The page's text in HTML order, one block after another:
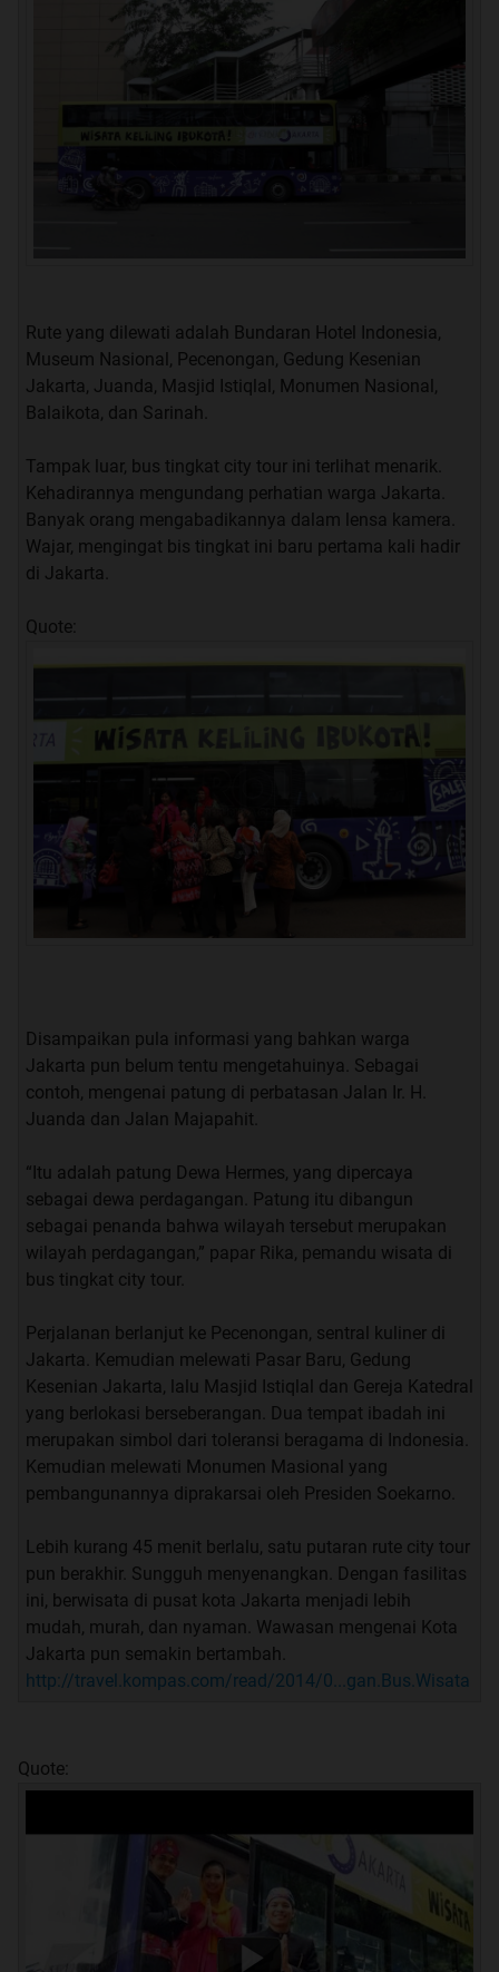
Rute yang dilewati adalah Bundaran Hotel Indonesia,
Museum Nasional, Pecenongan, Gedung Kesenian
Jakarta, Juanda, Masjid Istiqlal, Monumen Nasional,
Balaikota, dan Sarinah.
Tampak luar, bus tingkat city tour ini terlihat menarik.
Kehadirannya mengundang perhatian warga Jakarta.
Banyak orang mengabadikannya dalam lensa kamera.
Wajar, mengingat bis tingkat ini baru pertama kali hadir
di Jakarta.
Quote:
Disampaikan pula informasi yang bahkan warga
Jakarta pun belum tentu mengetahuinya. Sebagai
contoh, mengenai patung di perbatasan Jalan Ir. H.
Juanda dan Jalan Majapahit.
“Itu adalah patung Dewa Hermes, yang dipercaya
sebagai dewa perdagangan. Patung itu dibangun
sebagai penanda bahwa wilayah tersebut merupakan
wilayah perdagangan,” papar Rika, pemandu wisata di
bus tingkat city tour.
Perjalanan berlanjut ke Pecenongan, sentral kuliner di
Jakarta. Kemudian melewati Pasar Baru, Gedung
Kesenian Jakarta, lalu Masjid Istiqlal dan Gereja Katedral
yang berlokasi berseberangan. Dua tempat ibadah ini
merupakan simbol dari toleransi beragama di Indonesia.
Kemudian melewati Monumen Masional yang
pembangunannya diprakarsai oleh Presiden Soekarno.
Lebih kurang 45 menit berlalu, satu putaran rute city tour
pun berakhir. Sungguh menyenangkan. Dengan fasilitas
ini, berwisata di pusat kota Jakarta menjadi lebih
mudah, murah, dan nyaman. Wawasan mengenai Kota
Jakarta pun semakin bertambah.
http://travel.kompas.com/read/2014/0...gan.Bus.Wisata
Quote: